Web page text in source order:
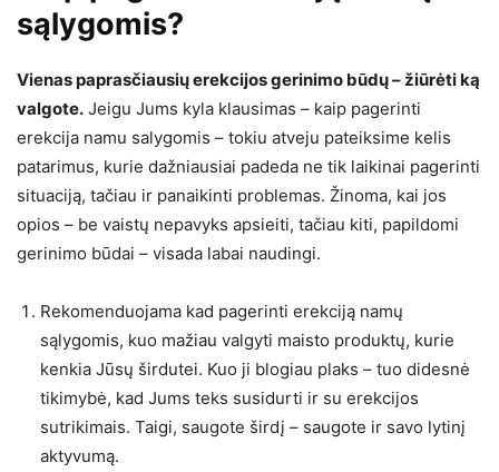
sąlygomis?
Vienas paprasčiausių erekcijos gerinimo būdų – žiūrėti ką
valgote. Jeigu Jums kyla klausimas – kaip pagerinti
erekcija namu salygomis – tokiu atveju pateiksime kelis
patarimus, kurie dažniausiai padeda ne tik laikinai pagerinti
situaciją, tačiau ir panaikinti problemas. Žinoma, kai jos
opios – be vaistų nepavyks apsieiti, tačiau kiti, papildomi
gerinimo būdai – visada labai naudingi.
Rekomenduojama kad pagerinti erekciją namų
sąlygomis, kuo mažiau valgyti maisto produktų, kurie
kenkia Jūsų širdutei. Kuo ji blogiau plaks – tuo didesnė
tikimybė, kad Jums teks susidurti ir su erekcijos
sutrikimais. Taigi, saugote širdį – saugote ir savo lytinį
aktyvumą.